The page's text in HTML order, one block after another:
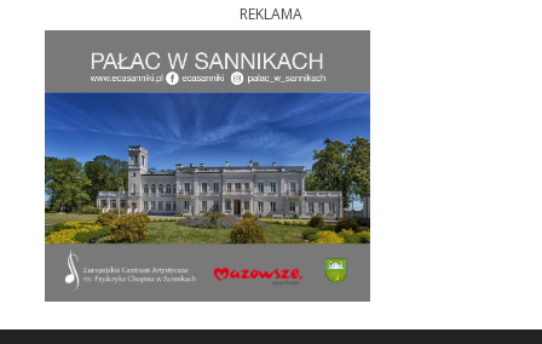
REKLAMA